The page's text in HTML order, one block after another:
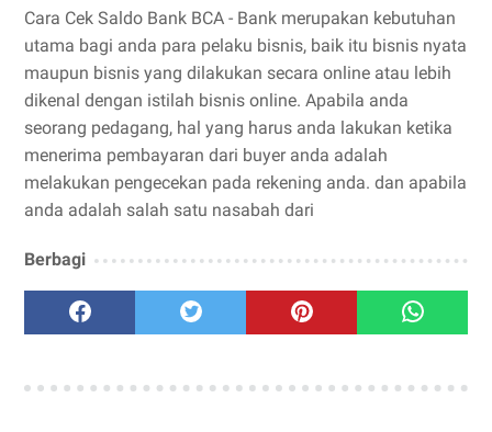
Cara Cek Saldo Bank BCA - Bank merupakan kebutuhan
utama bagi anda para pelaku bisnis, baik itu bisnis nyata
maupun bisnis yang dilakukan secara online atau lebih
dikenal dengan istilah bisnis online. Apabila anda
seorang pedagang, hal yang harus anda lakukan ketika
menerima pembayaran dari buyer anda adalah
melakukan pengecekan pada rekening anda. dan apabila
anda adalah salah satu nasabah dari
Berbagi